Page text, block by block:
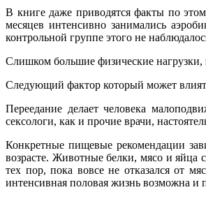
В книге даже приводятся факты по
месяцев интенсивно занимались
контрольной группе этого не
Слишком большие физические нагрузки,
Следующий фактор который может
Переедание делает человека
сексологи, как и прочие врачи,
Конкретные пищевые рекомендации
возрасте. Животные белки, мясо и яйца
тех пор, пока вовсе не отказался от
интенсивная половая жизнь возможна и